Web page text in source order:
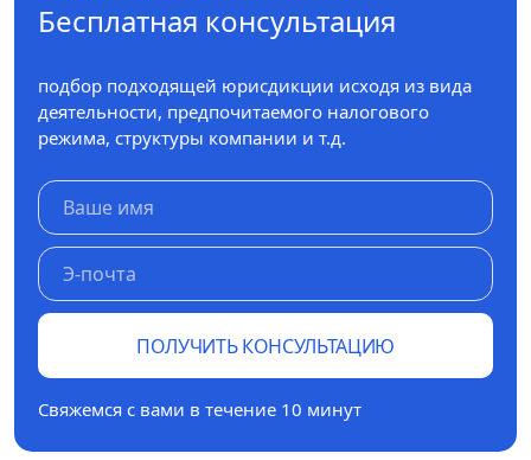
Бесплатная консультация
подбор подходящей юрисдикции исходя из вида
деятельности, предпочитаемого налогового
режима, структуры компании и т.д.
ПОЛУЧИТЬ КОНСУЛЬТАЦИЮ
Свяжемся с вами в течение 10 минут